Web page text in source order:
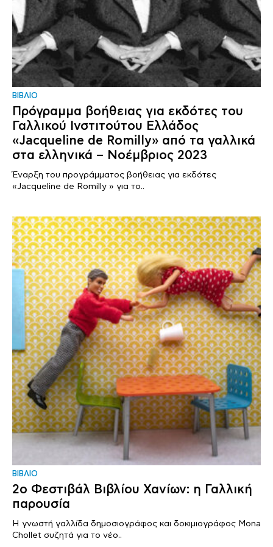
ΒΙΒΛΙΟ
Πρόγραμμα βοήθειας για εκδότες του
Γαλλικού Ινστιτούτου Ελλάδος
«Jacqueline de Romilly» από τα γαλλικά
στα ελληνικά – Νοέμβριος 2023
Έναρξη του προγράμματος βοήθειας για εκδότες
«Jacqueline de Romilly » για το..
ΒΙΒΛΙΟ
2ο Φεστιβάλ Βιβλίου Χανίων: η Γαλλική
παρουσία
Η γνωστή γαλλίδα δημοσιογράφος και δοκιμιογράφος Mona
Chollet συζητά για το νέο..